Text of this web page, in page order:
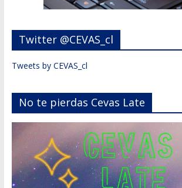
Twitter @CEVAS_cl
Tweets by CEVAS_cl
No te pierdas Cevas Late